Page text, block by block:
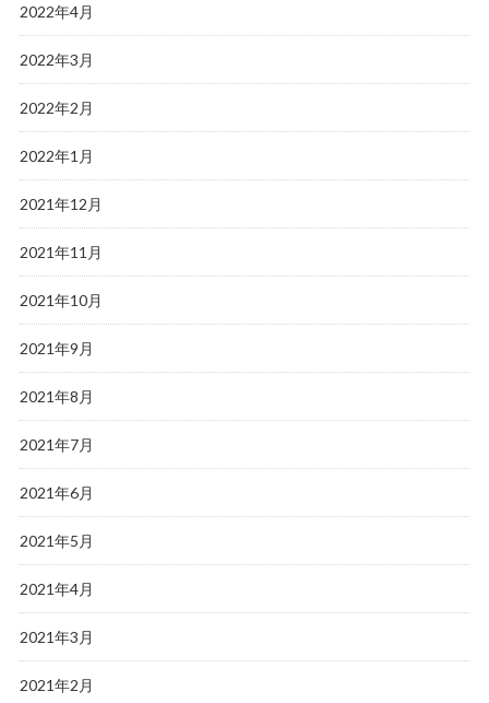
2022年4月
2022年3月
2022年2月
2022年1月
2021年12月
2021年11月
2021年10月
2021年9月
2021年8月
2021年7月
2021年6月
2021年5月
2021年4月
2021年3月
2021年2月